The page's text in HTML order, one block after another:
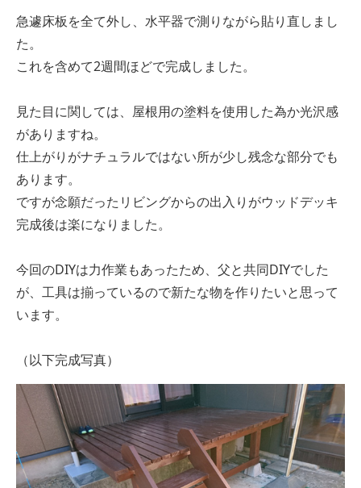
急遽床板を全て外し、水平器で測りながら貼り直しまし
た。
これを含めて2週間ほどで完成しました。
見た目に関しては、屋根用の塗料を使用した為か光沢感
がありますね。
仕上がりがナチュラルではない所が少し残念な部分でも
あります。
ですが念願だったリビングからの出入りがウッドデッキ
完成後は楽になりました。
今回のDIYは力作業もあったため、父と共同DIYでした
が、工具は揃っているので新たな物を作りたいと思って
います。
（以下完成写真）